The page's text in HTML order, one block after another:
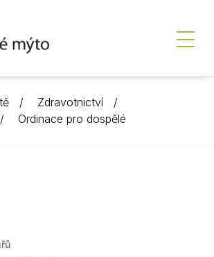
Zdravotnictví
Ordinace pro dospělé